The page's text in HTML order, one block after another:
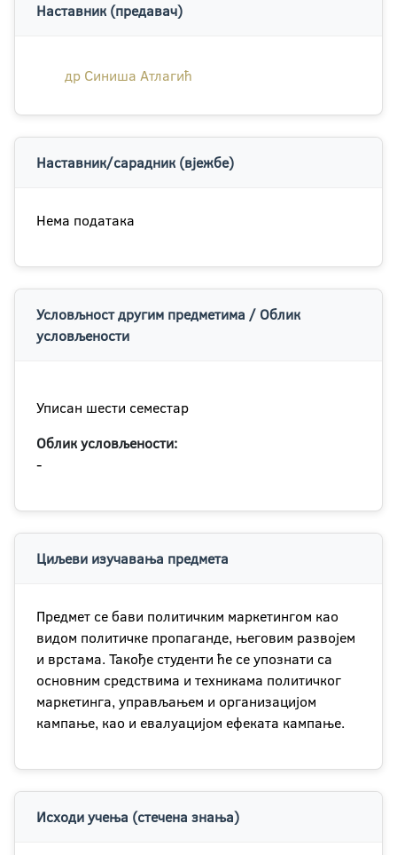
Наставник (предавач)
др Синиша Атлагић
Наставник/сарадник (вјежбе)
Нема података
Условљност другим предметима / Облик
условљености
Уписан шести семестар
Облик условљености:
-
Циљеви изучавања предмета
Предмет се бави политичким маркетингом као
видом политичке пропаганде, његовим развојем
и врстама. Такође студенти ће се упознати са
основним средствима и техникама политичког
маркетинга, управљањем и организацијом
кампање, као и евалуацијом ефеката кампање.
Исходи учења (стечена знања)